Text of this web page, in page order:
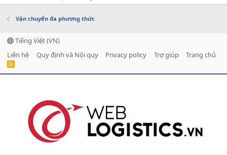
Vận chuyển đa phương thức
Tiếng Việt (VN)
Liên hệ
Quy định và Nội quy Privacy policy Trợ giúp Trang chủ
R